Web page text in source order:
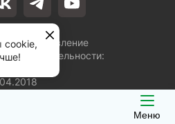
Меню
осуществление
деятельности:
cookie,